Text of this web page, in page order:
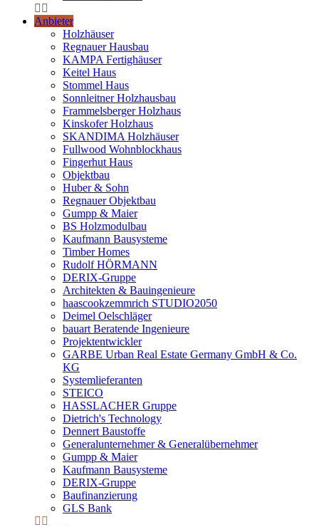
Anbieter
Holzhäuser
Regnauer Hausbau
KAMPA Fertighäuser
Keitel Haus
Stommel Haus
Sonnleitner Holzhausbau
Frammelsberger Holzhaus
Kinskofer Holzhaus
SKANDIMA Holzhäuser
Fullwood Wohnblockhaus
Fingerhut Haus
Objektbau
Huber & Sohn
Regnauer Objektbau
Gumpp & Maier
BS Holzmodulbau
Kaufmann Bausysteme
Timber Homes
Rudolf HÖRMANN
DERIX-Gruppe
Architekten & Bauingenieure
haascookzemmrich STUDIO2050
Deimel Oelschläger
bauart Beratende Ingenieure
Projektentwickler
GARBE Urban Real Estate Germany GmbH & Co.
KG
Systemlieferanten
STEICO
HASSLACHER Gruppe
Dietrich's Technology
Dennert Baustoffe
Generalunternehmer & Generalübernehmer
Gumpp & Maier
Kaufmann Bausysteme
DERIX-Gruppe
Baufinanzierung
GLS Bank